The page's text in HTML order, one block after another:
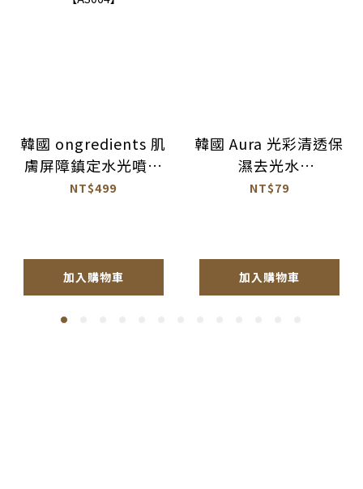
韓國 ongredients 肌
膚屏障鎮定水光噴霧
100ml 公司貨
NT$499
加入購物車
韓國 Aura 光彩清透保
濕去光水
100ml【BM026】
NT$79
加入購物車